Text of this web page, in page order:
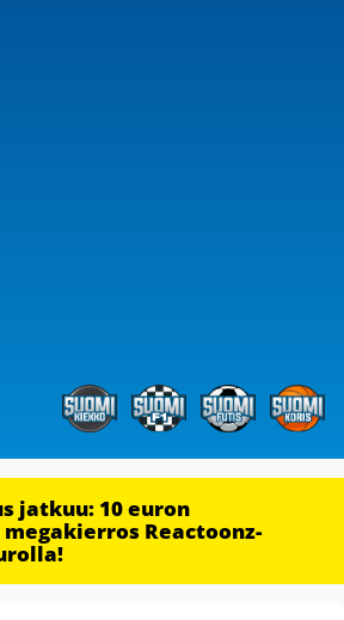
jatkuu: 10 euron
Reactoonz-